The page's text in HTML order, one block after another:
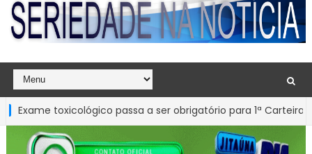
toxicológico passa a ser obrigatório para 1ª Carteira Nacional